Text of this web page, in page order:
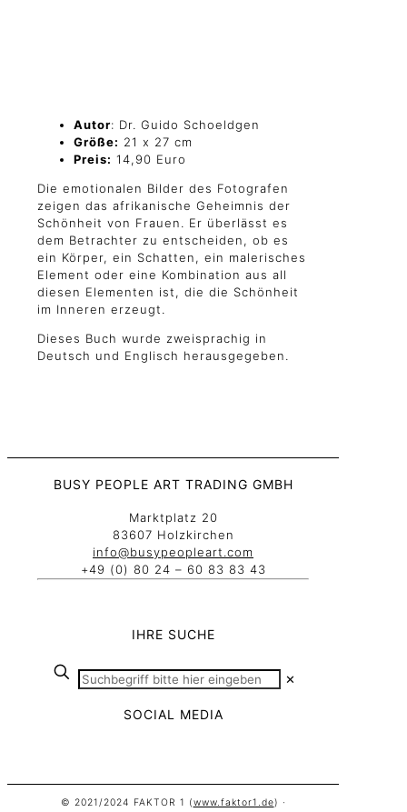
Autor: Dr. Guido Schoeldgen
Größe: 21 x 27 cm
Preis: 14,90 Euro
Die emotionalen Bilder des Fotografen
zeigen das afrikanische Geheimnis der
Schönheit von Frauen. Er überlässt es
dem Betrachter zu entscheiden, ob es
ein Körper, ein Schatten, ein malerisches
Element oder eine Kombination aus all
diesen Elementen ist, die die Schönheit
im Inneren erzeugt.
Dieses Buch wurde zweisprachig in
Deutsch und Englisch herausgegeben.
BUSY PEOPLE ART TRADING GMBH
Marktplatz 20
83607 Holzkirchen
info@busypeopleart.com
+49 (0) 80 24 – 60 83 83 43
IHRE SUCHE
✕
SOCIAL MEDIA
© 2021/2024 FAKTOR 1 (www.faktor1.de) ·